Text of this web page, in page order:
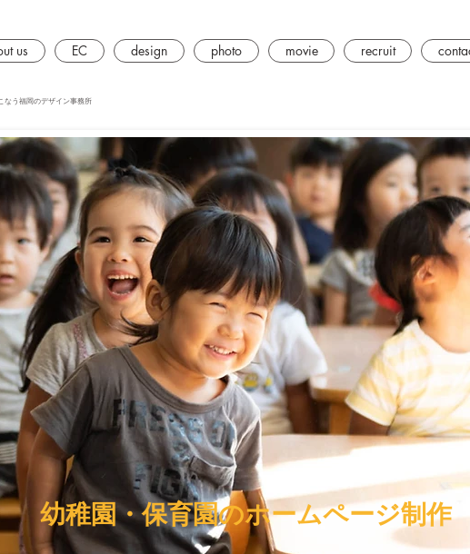
us EC design photo movie recruit
なう福岡のデザイン事務所
幼稚園・保育園のホームページ制作